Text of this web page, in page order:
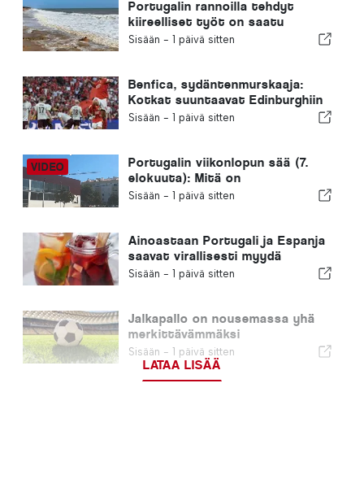
Portugalin rannoilla tehdyt
kiireelliset työt on saatu
päätökseen
Sisään - 1 päivä sitten
Benfica, sydäntenmurskaaja:
Kotkat suuntaavat Edinburghiin
jo toinen jalka seuraavalla
Sisään - 1 päivä sitten
Portugalin viikonlopun sää (7.
elokuuta): Mitä on
odotettavissa eri puolilla
Sisään - 1 päivä sitten
Ainoastaan Portugali ja Espanja
saavat virallisesti myydä
”sangriaa” tällä nimellä
Sisään - 1 päivä sitten
Jalkapallo on nousemassa yhä
merkittävämmäksi
sijoitusmahdollisuudeksi
kaikkialla Euroopassa
Sisään - 1 päivä sitten
LATAA LISÄÄ